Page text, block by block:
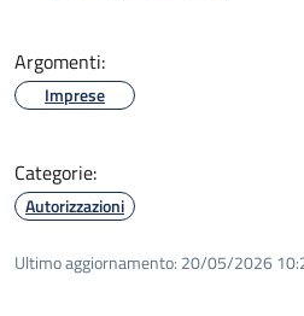
Argomenti:
Imprese
Categorie:
Autorizzazioni
Ultimo aggiornamento: 20/05/2026